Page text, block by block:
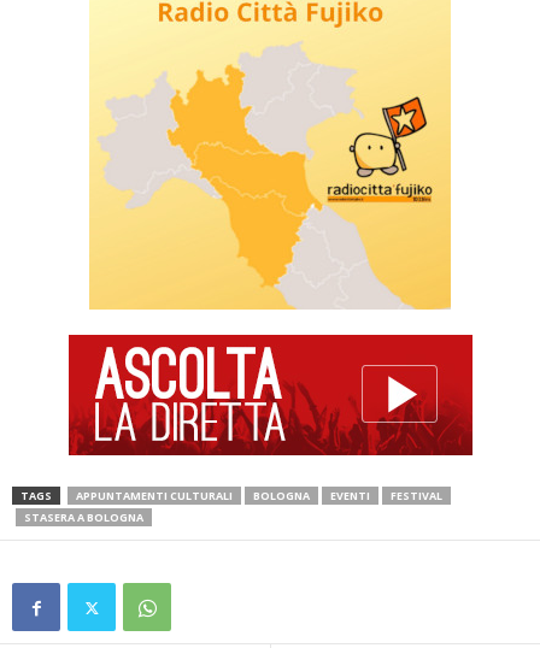
TAGS APPUNTAMENTI CULTURALI BOLOGNA EVENTI
FESTIVAL
STASERA A BOLOGNA